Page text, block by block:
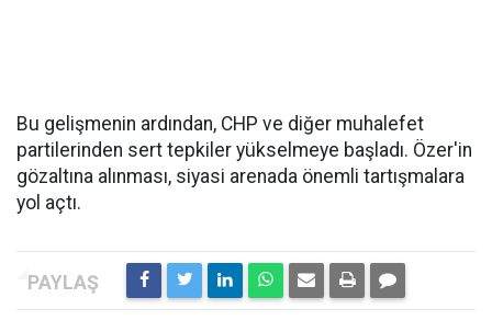
Bu gelişmenin ardından, CHP ve diğer muhalefet
partilerinden sert tepkiler yükselmeye başladı. Özer'in
gözaltına alınması, siyasi arenada önemli tartışmalara
yol açtı.